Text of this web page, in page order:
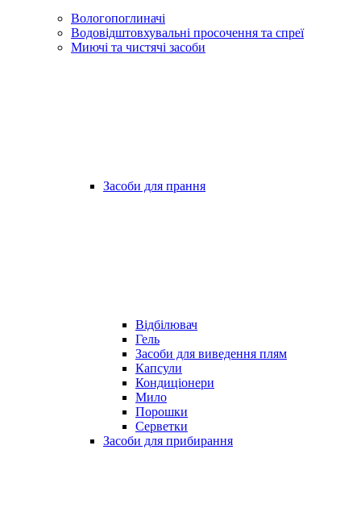
Вологопоглиначі
Водовідштовхувальні просочення та спреї
Миючі та чистячі засоби
Засоби для прання
Відбілювач
Гель
Засоби для виведення плям
Капсули
Кондиціонери
Мило
Порошки
Серветки
Засоби для прибирання